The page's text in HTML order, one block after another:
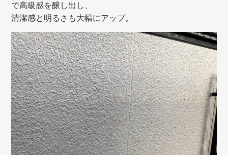
で高級感を醸し出し、
清潔感と明るさも大幅にアップ。